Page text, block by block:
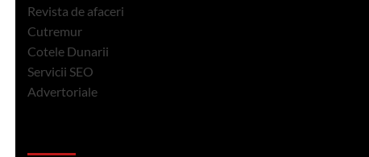
Revista de afaceri
Cutremur
Cotele Dunarii
Servicii SEO
Advertoriale